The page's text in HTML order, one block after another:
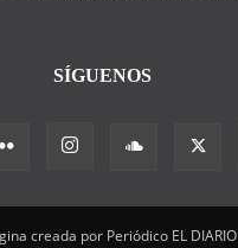
SÍGUENOS
creada por Periódico EL DIARIO